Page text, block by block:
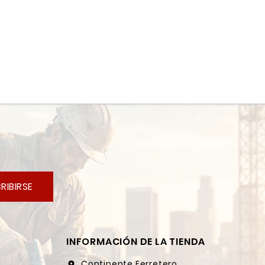
INFORMACIÓN DE LA TIENDA